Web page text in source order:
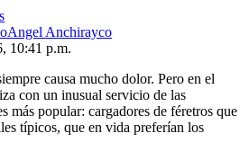
Angel Anchirayco
10:41 p.m.
causa mucho dolor. Pero en el
con un inusual servicio de las
más popular: cargadores de féretros que
típicos, que en vida preferían los